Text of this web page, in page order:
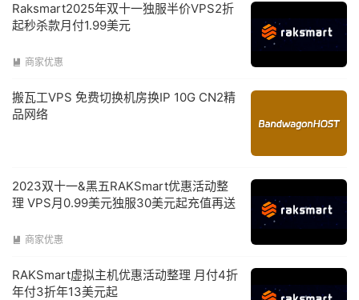
Raksmart2025年双十一独服半价VPS2折
起秒杀款月付1.99美元
 商家优惠
搬瓦工VPS 免费切换机房换IP 10G CN2精
品网络
2023双十一&黑五RAKSmart优惠活动整
理 VPS月0.99美元独服30美元起充值再送
 商家优惠
RAKSmart虚拟主机优惠活动整理 月付4折
年付3折年13美元起